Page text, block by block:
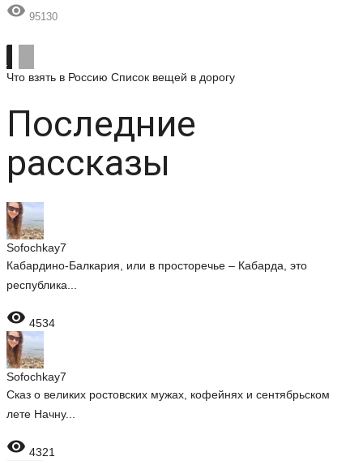
 95130
Что взять в Россию Список вещей в дорогу
Последние
рассказы
Sofochkay7
Кабардино-Балкария, или в просторечье – Кабарда, это
республика...
 4534
Sofochkay7
Сказ о великих ростовских мужах, кофейнях и сентябрьском
лете Начну...
 4321